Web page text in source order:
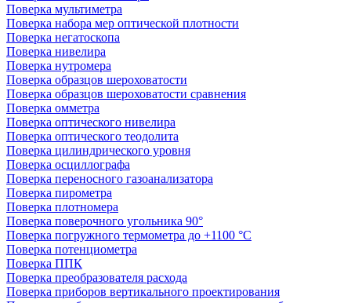
Поверка мультиметра
Поверка набора мер оптической плотности
Поверка негатоскопа
Поверка нивелира
Поверка нутромера
Поверка образцов шероховатости
Поверка образцов шероховатости сравнения
Поверка омметра
Поверка оптического нивелира
Поверка оптического теодолита
Поверка цилиндрического уровня
Поверка осциллографа
Поверка переносного газоанализатора
Поверка пирометра
Поверка плотномера
Поверка поверочного угольника 90°
Поверка погружного термометра до +1100 °С
Поверка потенциометра
Поверка ППК
Поверка преобразователя расхода
Поверка приборов вертикального проектирования